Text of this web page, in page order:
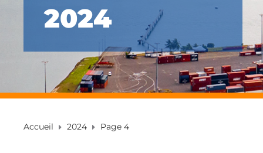
2024
Accueil 2024 Page 4